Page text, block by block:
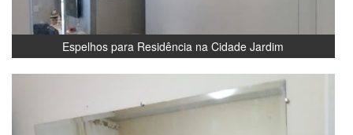
Espelhos para Residência na Cidade Jardim